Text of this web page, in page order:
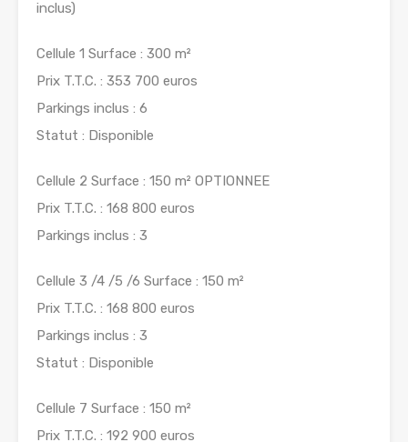
inclus)
Cellule 1 Surface : 300 m²
Prix T.T.C. : 353 700 euros
Parkings inclus : 6
Statut : Disponible
Cellule 2 Surface : 150 m² OPTIONNEE
Prix T.T.C. : 168 800 euros
Parkings inclus : 3
Cellule 3 /4 /5 /6 Surface : 150 m²
Prix T.T.C. : 168 800 euros
Parkings inclus : 3
Statut : Disponible
Cellule 7 Surface : 150 m²
Prix T.T.C. : 192 900 euros